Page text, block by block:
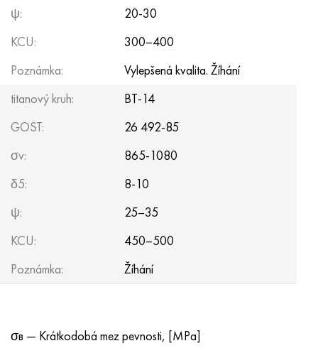
ψ:
20-30
KCU:
300–400
Poznámka:
Vylepšená kvalita. Žíhání
titanový kruh:
BT-14
GOST:
26 492-85
σv:
865-1080
δ5:
8-10
ψ:
25–35
KCU:
450–500
Poznámka:
Žíhání
σв — Krátkodobá mez pevnosti, [MPa]